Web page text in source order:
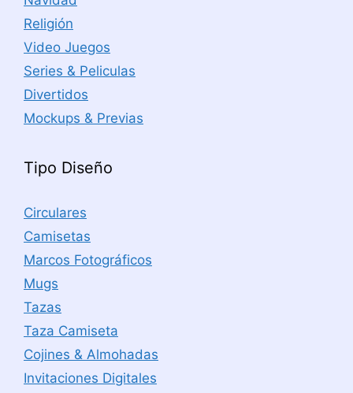
Religión
Video Juegos
Series & Peliculas
Divertidos
Mockups & Previas
Tipo Diseño
Circulares
Camisetas
Marcos Fotográficos
Mugs
Tazas
Taza Camiseta
Cojines & Almohadas
Invitaciones Digitales